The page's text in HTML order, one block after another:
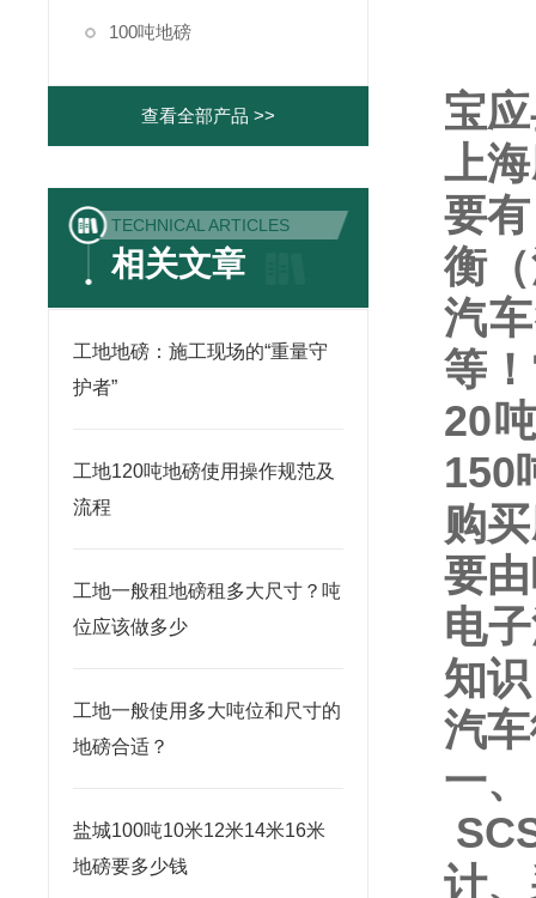
100吨地磅
查看全部产品 >>
TECHNICAL ARTICLES
相关文章
工地地磅：施工现场的“重量守
护者”
工地120吨地磅使用操作规范及
流程
工地一般租地磅租多大尺寸？吨
位应该做多少
工地一般使用多大吨位和尺寸的
地磅合适？
盐城100吨10米12米14米16米
地磅要多少钱
宝
上
要
衡
汽
等
20
150
购
要
电
知
汽
一、
计